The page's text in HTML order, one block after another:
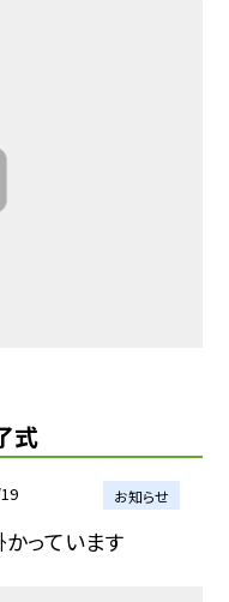
式
お知らせ
っています